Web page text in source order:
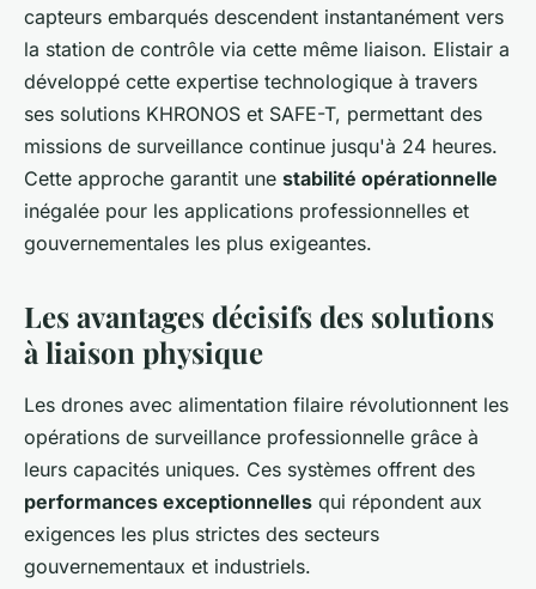
capteurs embarqués descendent instantanément vers
la station de contrôle via cette même liaison. Elistair a
développé cette expertise technologique à travers
ses solutions KHRONOS et SAFE-T, permettant des
missions de surveillance continue jusqu'à 24 heures.
Cette approche garantit une stabilité opérationnelle
inégalée pour les applications professionnelles et
gouvernementales les plus exigeantes.
Les avantages décisifs des solutions
à liaison physique
Les drones avec alimentation filaire révolutionnent les
opérations de surveillance professionnelle grâce à
leurs capacités uniques. Ces systèmes offrent des
performances exceptionnelles qui répondent aux
exigences les plus strictes des secteurs
gouvernementaux et industriels.